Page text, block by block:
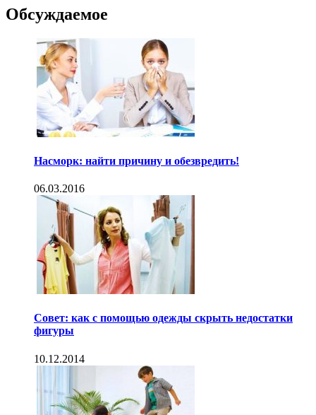
Обсуждаемое
Насморк: найти причину и обезвредить!
06.03.2016
Совет: как с помощью одежды скрыть недостатки
фигуры
10.12.2014